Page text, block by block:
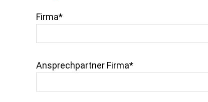
Firma*
Ansprechpartner Firma*